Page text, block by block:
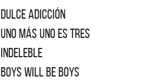
DULCE ADICCIÓN
UNO MÁS UNO ES TRES
INDELEBLE
BOYS WILL BE BOYS